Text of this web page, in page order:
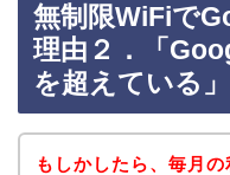
無制限WiFiで
理由２．「
を超えている」
もしかしたら、毎月